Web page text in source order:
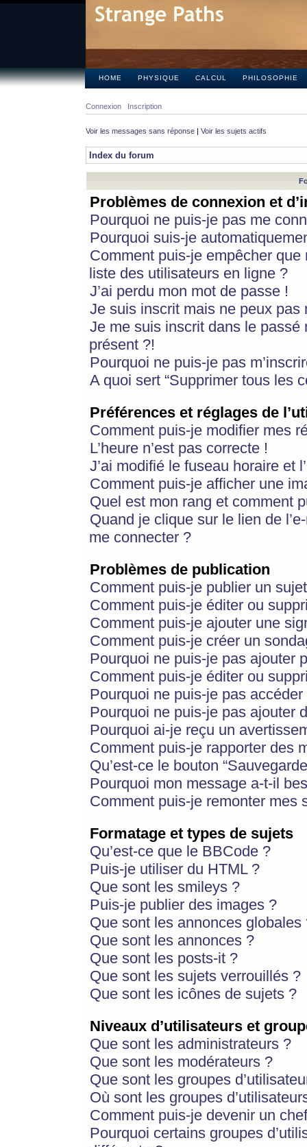
HOME PHYSIQUE CALCUL PHILOSOPHIE
Connexion Inscription
Voir les messages sans réponse | Voir les sujets actifs
Index du forum
Problèmes de connexion et
Pourquoi ne puis-je pas me
Pourquoi suis-je
Comment puis-je empêcher
liste des utilisateurs en ligne ?
J’ai perdu mon mot de passe !
Je suis inscrit mais ne peux pas
Je me suis inscrit dans le
présent ?!
Pourquoi ne puis-je pas
A quoi sert “Supprimer tous les
Préférences et réglages de
Comment puis-je modifier mes
L’heure n’est pas correcte !
J’ai modifié le fuseau horaire et
Comment puis-je afficher une
Quel est mon rang et comment
Quand je clique sur le lien de
me connecter ?
Problèmes de publication
Comment puis-je publier un
Comment puis-je éditer ou
Comment puis-je ajouter une
Comment puis-je créer un
Pourquoi ne puis-je pas ajouter
Comment puis-je éditer ou
Pourquoi ne puis-je pas
Pourquoi ne puis-je pas ajouter
Pourquoi ai-je reçu un
Comment puis-je rapporter des
Qu’est-ce le bouton
Pourquoi mon message a-t-il
Comment puis-je remonter mes
Formatage et types de sujets
Qu’est-ce que le BBCode ?
Puis-je utiliser du HTML ?
Que sont les smileys ?
Puis-je publier des images ?
Que sont les annonces globales
Que sont les annonces ?
Que sont les posts-it ?
Que sont les sujets verrouillés ?
Que sont les icônes de sujets ?
Niveaux d’utilisateurs et
Que sont les administrateurs ?
Que sont les modérateurs ?
Que sont les groupes
Où sont les groupes
Comment puis-je devenir un
Pourquoi certains groupes